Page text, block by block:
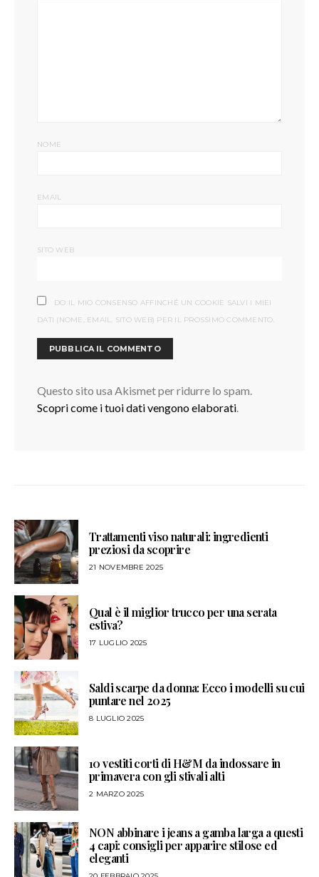
NOME
EMAIL
SITO WEB
DO IL MIO CONSENSO AFFINCHÉ UN COOKIE SALVI I MIEI
DATI (NOME, EMAIL, SITO WEB) PER IL PROSSIMO COMMENTO.
Questo sito usa Akismet per ridurre lo spam.
Scopri come i tuoi dati vengono elaborati
Trattamenti viso naturali: ingredienti
preziosi da scoprire
21 NOVEMBRE 2025
Qual è il miglior trucco per una serata
estiva?
17 LUGLIO 2025
Saldi scarpe da donna: Ecco i modelli su cui
puntare nel 2025
8 LUGLIO 2025
10 vestiti corti di H&M da indossare in
primavera con gli stivali alti
2 MARZO 2025
NON abbinare i jeans a gamba larga a questi
4 capi: consigli per apparire stilose ed
eleganti